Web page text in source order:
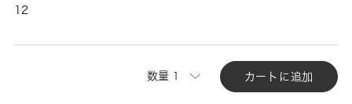
12
数量 カートに追加